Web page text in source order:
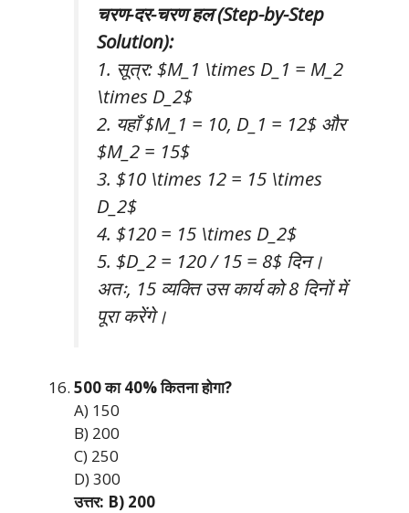
चरण-दर-चरण हल (Step-by-Step
Solution):
1. सूत्र: $M_1 \times D_1 = M_2
\times D_2$
2. यहाँ $M_1 = 10, D_1 = 12$ और
$M_2 = 15$
3. $10 \times 12 = 15 \times
D_2$
4. $120 = 15 \times D_2$
5. $D_2 = 120 / 15 = 8$ दिन।
अतः, 15 व्यक्ति उस कार्य को 8 दिनों में
पूरा करेंगे।
500 का 40% कितना होगा?
A) 150
B) 200
C) 250
D) 300
उत्तर: B) 200